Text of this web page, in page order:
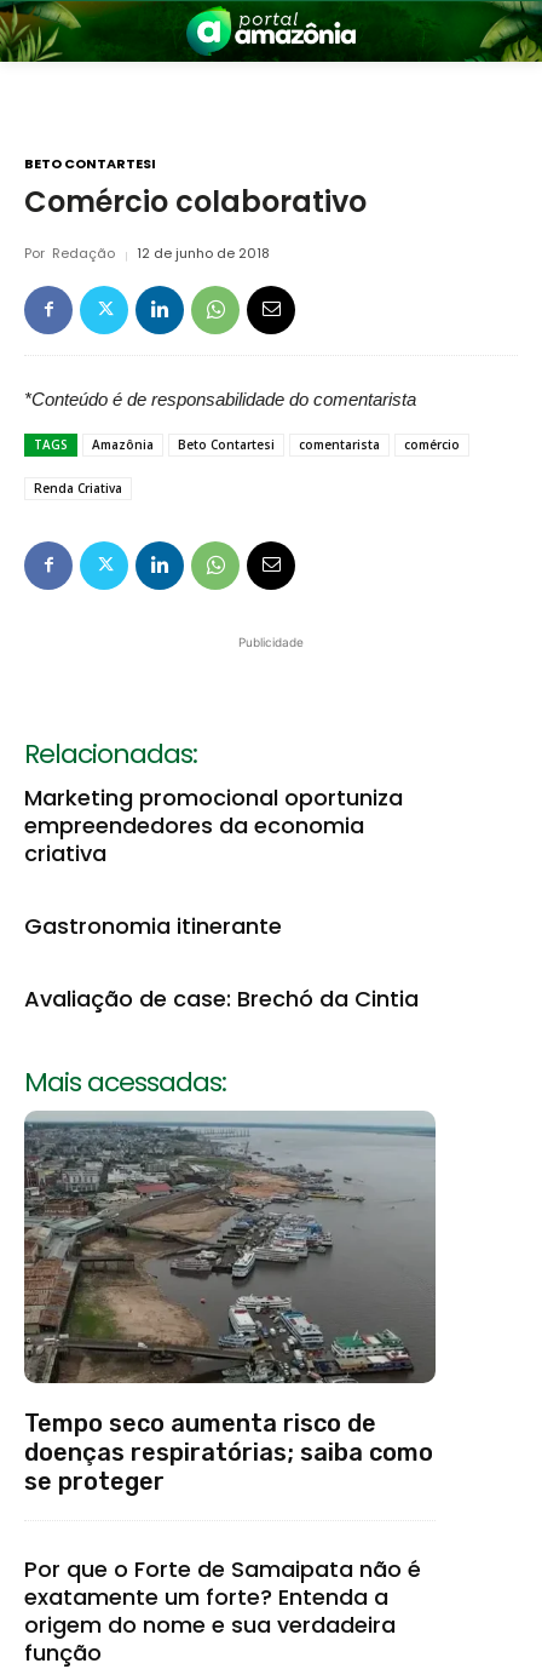
BETO CONTARTESI
Comércio colaborativo
Por Redação 12 de junho de 2018
*Conteúdo é de responsabilidade do comentarista
TAGS Amazônia Beto Contartesi comentarista comércio
Renda Criativa
Publicidade
Relacionadas:
Marketing promocional oportuniza
empreendedores da economia
criativa
Gastronomia itinerante
Avaliação de case: Brechó da Cintia
Mais acessadas:
Tempo seco aumenta risco de
doenças respiratórias; saiba como
se proteger
Por que o Forte de Samaipata não é
exatamente um forte? Entenda a
origem do nome e sua verdadeira
função